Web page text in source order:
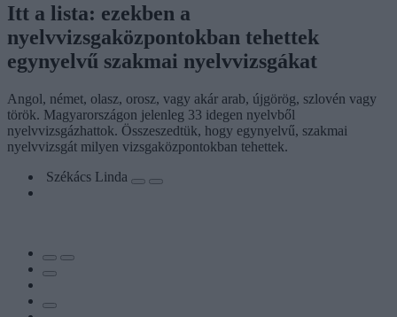
Itt a lista: ezekben a
nyelvvizsgaközpontokban tehettek
egynyelvű szakmai nyelvvizsgákat
Angol, német, olasz, orosz, vagy akár arab, újgörög, szlovén vagy
török. Magyarországon jelenleg 33 idegen nyelvből
nyelvvizsgázhattok. Összeszedtük, hogy egynyelvű, szakmai
nyelvvizsgát milyen vizsgaközpontokban tehettek.
Székács Linda